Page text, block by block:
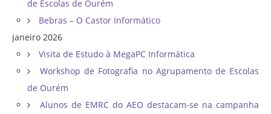
de Escolas de Ourém
Bebras – O Castor Informático
janeiro 2026
Visita de Estudo à MegaPC Informática
Workshop de Fotografia no Agrupamento de Escolas
de Ourém
Alunos de EMRC do AEO destacam-se na campanha